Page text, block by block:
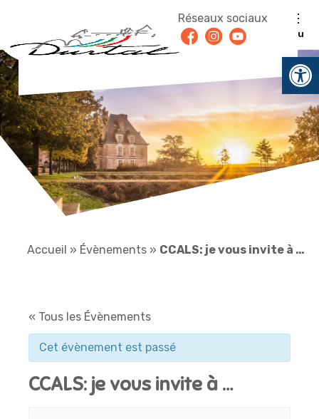
Menu
Réseaux sociaux
FacebookInstagram
Youtube
Accueil » Évènements » CCALS: je vous invite à …
« Tous les Évènements
Cet évènement est passé
CCALS: je vous invite à …